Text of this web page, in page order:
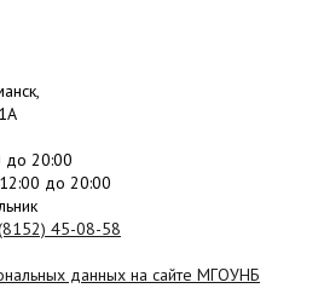
до 20:00
до 20:00
45-08-58
данных на сайте МГОУНБ